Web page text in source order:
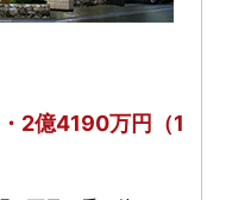
2億4190万円（1